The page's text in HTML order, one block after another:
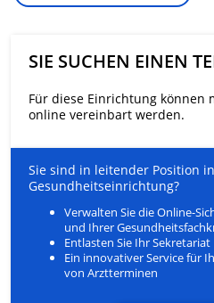
SIE SUCHEN EINEN
Für diese Einrichtung können
online vereinbart werden.
Sie sind in leitender Position
Gesundheitseinrichtung?
Verwalten Sie die Online-
und Ihrer
Entlasten Sie Ihr Sekretariat
Ein innovativer Service für
von Arztterminen